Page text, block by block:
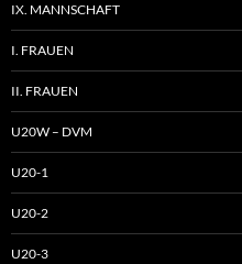
IX. MANNSCHAFT
I. FRAUEN
II. FRAUEN
U20W – DVM
U20-1
U20-2
U20-3